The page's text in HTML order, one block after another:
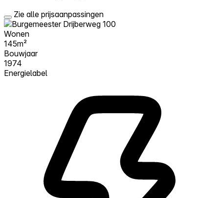
Zie alle prijsaanpassingen
Wonen
145m²
Bouwjaar
1974
Energielabel